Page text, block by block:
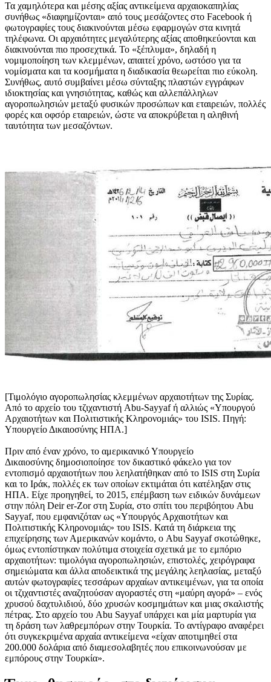
Τα χαμηλότερα και μέσης αξίας αντικείμενα αρχαιοκαπηλίας
συνήθως «διαφημίζονται» από τους μεσάζοντες στο Facebook ή
φωτογραφίες τους διακινούνται μέσω εφαρμογών στα κινητά
τηλέφωνα. Οι αρχαιότητες μεγαλύτερης αξίας αποθηκεύονται και
διακινούνται πιο προσεχτικά. Το «ξέπλυμα», δηλαδή η
νομιμοποίηση των κλεμμένων, απαιτεί χρόνο, ωστόσο για τα
νομίσματα και τα κοσμήματα η διαδικασία θεωρείται πιο εύκολη.
Συνήθως, αυτό συμβαίνει μέσω σύνταξης πλαστών εγγράφων
ιδιοκτησίας και γνησιότητας, καθώς και αλλεπάλληλων
αγοροπωλησιών μεταξύ φυσικών προσώπων και εταιρειών, πολλές
φορές και οφσόρ εταιρειών, ώστε να αποκρύβεται η αληθινή
ταυτότητα των μεσαζόντων.
[Τιμολόγιο αγοροπωλησίας κλεμμένων αρχαιοτήτων της Συρίας.
Από το αρχείο του τζιχαντιστή Abu-Sayyaf ή αλλιώς «Υπουργού
Αρχαιοτήτων και Πολιτιστικής Κληρονομιάς» του ISIS. Πηγή:
Υπουργείο Δικαιοσύνης ΗΠΑ.]
Πριν από έναν χρόνο, το αμερικανικό Υπουργείο
Δικαιοσύνης δημοσιοποίησε τον δικαστικό φάκελο για τον
εντοπισμό αρχαιοτήτων που λεηλατήθηκαν από το ISIS στη Συρία
και το Ιράκ, πολλές εκ των οποίων εκτιμάται ότι κατέληξαν στις
ΗΠΑ. Είχε προηγηθεί, το 2015, επέμβαση των ειδικών δυνάμεων
στην πόλη Deir er-Zor στη Συρία, στο σπίτι του περιβόητου Abu
Sayyaf, που εμφανιζόταν ως «Υπουργός Αρχαιοτήτων και
Πολιτιστικής Κληρονομιάς» του ISIS. Κατά τη διάρκεια της
επιχείρησης των Αμερικανών κομάντο, ο Abu Sayyaf σκοτώθηκε,
όμως εντοπίστηκαν πολύτιμα στοιχεία σχετικά με το εμπόριο
αρχαιοτήτων: τιμολόγια αγοροπωλησιών, επιστολές, χειρόγραφα
σημειώματα και άλλα αποδεικτικά της μεγάλης λεηλασίας, μεταξύ
αυτών φωτογραφίες τεσσάρων αρχαίων αντικειμένων, για τα οποία
οι τζιχαντιστές αναζητούσαν αγοραστές στη «μαύρη αγορά» – ενός
χρυσού δαχτυλιδιού, δύο χρυσών κοσμημάτων και μιας σκαλιστής
πέτρας. Στο αρχείο του Abu Sayyaf υπάρχει και μία μαρτυρία για
τη δράση των λαθρεμπόρων στην Τουρκία. Το αντίγραφο αναφέρει
ότι συγκεκριμένα αρχαία αντικείμενα «είχαν αποτιμηθεί στα
200.000 δολάρια από διαμεσολαβητές που επικοινωνούσαν με
εμπόρους στην Τουρκία».